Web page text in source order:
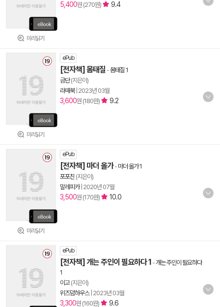
미리읽기
5,400원 (270원) 9.4
미리읽기
ePub
[전자책] 몸태질 -몸태질 1
금단(지은이)
라떼북| 2023년 03월
3,600원 (180원) 9.2
미리읽기
ePub
[전자책] 마더 올가- 마더 올가 1
포포친 (지은이)
말레피카| 2020년 07월
3,500원 (170원) 10.0
ePub
[전자책] 개는 주인이 필요하다 1 -개는 주인이 필요하다
1
이고(지은이)
위즈덤하우스| 2023년 03월
3,300원 (160원) 9.6